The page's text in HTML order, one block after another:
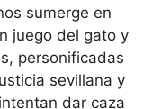
sumerge en
juego del gato y
personificadas
sevillana y
dar caza